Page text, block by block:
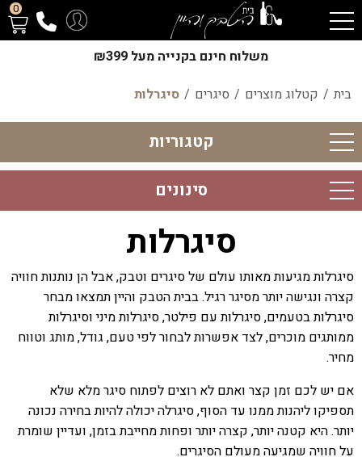
0
משלוח חינם בקנייה מעל ₪399
בית / קטלוג מוצרים / סיגרים / סיגרלות
קטגוריות
סינונים
סיגרלות
סיגרלות מגיעות מאותו עולם של סיגרים וטבק, אבל הן נותנות חוויה
קצרה ונגישה יותר מסיגר רגיל. בבית הטבק והיין תמצאו מבחר
סיגרלות בטעמים, סיגרלות עם פילטר, סיגרלות מיני וסיגרלות
ממותגים מוכרים, לצד אפשרות לבחור לפי טעם, גודל, מותג וטווח
מחיר.
אם יש לכם זמן קצר ואתם לא רוצים לפתוח סיגר מלא שלא
תספיקו ליהנות ממנו עד הסוף, סיגרלה יכולה להיות בחירה נכונה
יותר. היא קטנה יותר, קצרה יותר ופחות מחייבת בזמן, ועדיין שומרת
על חוויה שמגיעה מעולם הסיגרים.